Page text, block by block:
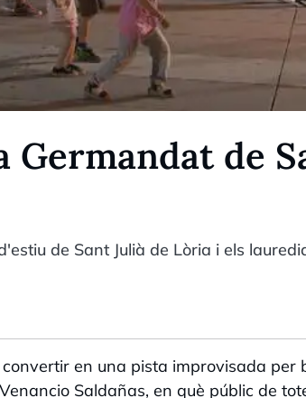
Germandat de
de Sant Julià de Lòria i els
en una pista improvisada per
Saldañas, en què públic de